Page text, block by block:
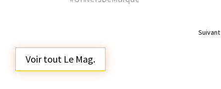
Suivant
Voir tout Le Mag.